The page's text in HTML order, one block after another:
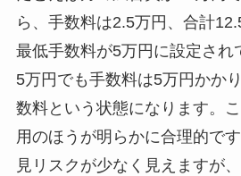
ら、手数料は2.5万円、合計
最低手数料が5万円に設定され
5万円でも手数料は5万円かか
数料という状態になります。
用のほうが明らかに合理的で
見リスクが少なく見えますが